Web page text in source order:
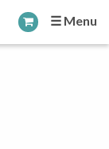
☰ Menu